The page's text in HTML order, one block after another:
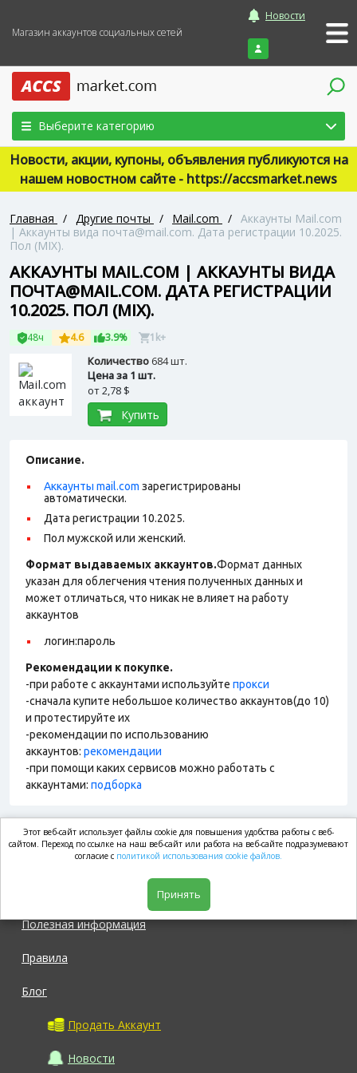
Магазин аккаунтов социальных сетей
Новости
Войти
Выберите категорию
Новости, акции, купоны, объявления публикуются на
нашем новостном сайте - https://accsmarket.news
Главная / Другие почты / Mail.com / Аккаунты Mail.com
| Аккаунты вида почта@mail.com. Дата регистрации 10.2025.
Пол (MIX).
АККАУНТЫ MAIL.COM | АККАУНТЫ ВИДА
ПОЧТА@MAIL.COM. ДАТА РЕГИСТРАЦИИ
10.2025. ПОЛ (MIX).
48ч 4.6 3.9% 1k+
Количество 684 шт.
Цена за 1 шт.
от2,78 $
Купить
Описание.
Аккаунты mail.com зарегистрированы
автоматически.
Дата регистрации 10.2025.
Пол мужской или женский.
Формат выдаваемых аккаунтов.Формат данных
указан для облегчения чтения полученных данных и
может отличаться, что никак не влияет на работу
аккаунтов
логин:пароль
Рекомендации к покупке.
-при работе с аккаунтами используйте прокси
-сначала купите небольшое количество аккаунтов(до 10)
и протестируйте их
-рекомендации по использованию
аккаунтов: рекомендации
-при помощи каких сервисов можно работать с
аккаунтами: подборка
market.com
Полезная информация
Правила
Блог
Продать Аккаунт
Новости
Этот веб-сайт использует файлы cookie для повышения удобства работы с веб-
сайтом. Переход по ссылке на наш веб-сайт или работа на веб-сайте подразумевают
согласие с политикой использования cookie файлов.
Принять